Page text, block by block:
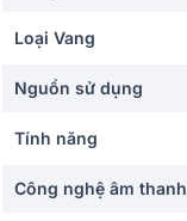
Loại Vang
Nguồn sử dụng
Tính năng
Công nghệ âm thanh